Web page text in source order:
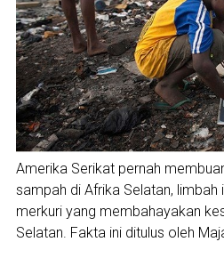
Amerika Serikat pernah
sampah di Afrika Selatan, limbah
merkuri yang membahayakan
Selatan. Fakta ini ditulus oleh